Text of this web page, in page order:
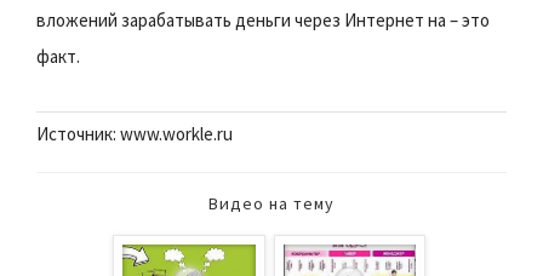
вложений зарабатывать деньги через Интернет на – это
факт.
Источник: www.workle.ru
Видео на тему